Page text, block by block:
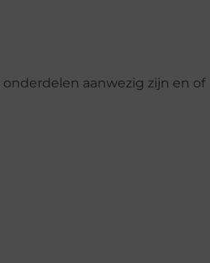
aanwezig zijn en of